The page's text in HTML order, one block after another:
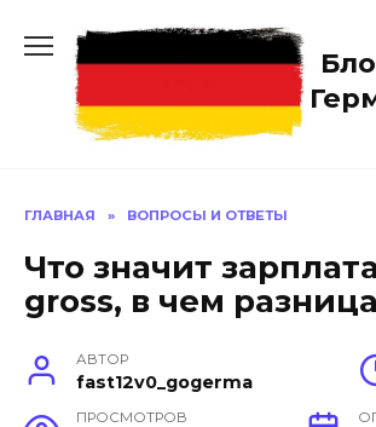
содержанию
ГЛАВНАЯ » ВОПРОСЫ И ОТВЕТЫ
Что значит
gross, в чем разница
АВТОР
fast12v0_gogerma
ПРОСМОТРОВ